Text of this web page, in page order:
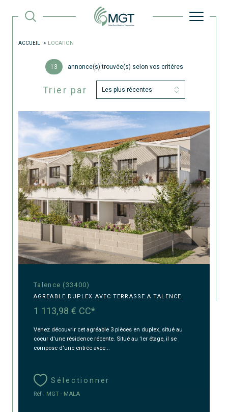
ACCUEIL LOCATION
13 annonce(s) trouvée(s) selon vos critères
Trier par Les plus récentes
Talence (33400)
AGREABLE DUPLEX AVEC TERRASSE A TALENCE
1 113,98 € CC*
Venez découvrir cet agréable 3 pièces en duplex, situé au
coeur d'une résidence récente. Situé au 1er étage, il se
compose d'une entrée avec...
Sélectionner
Réf : MGT - MALA